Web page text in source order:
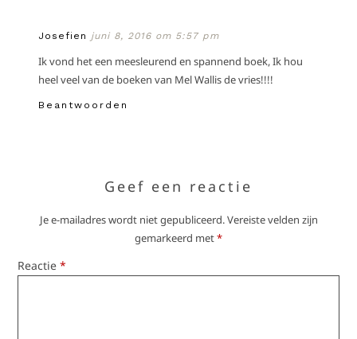
Josefien juni 8, 2016 om 5:57 pm
Ik vond het een meesleurend en spannend boek, Ik hou
heel veel van de boeken van Mel Wallis de vries!!!!
Beantwoorden
Geef een reactie
Je e-mailadres wordt niet gepubliceerd.Vereiste velden zijn
gemarkeerd met*
Reactie*